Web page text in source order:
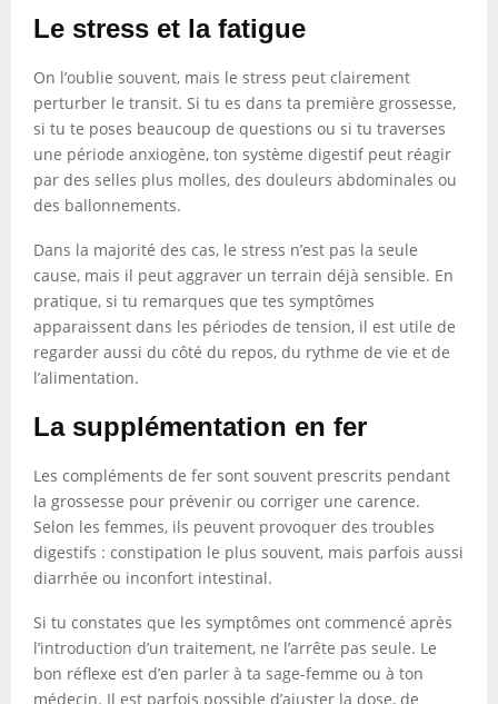
Le stress et la fatigue
On l’oublie souvent, mais le stress peut clairement
perturber le transit. Si tu es dans ta première grossesse,
si tu te poses beaucoup de questions ou si tu traverses
une période anxiogène, ton système digestif peut réagir
par des selles plus molles, des douleurs abdominales ou
des ballonnements.
Dans la majorité des cas, le stress n’est pas la seule
cause, mais il peut aggraver un terrain déjà sensible. En
pratique, si tu remarques que tes symptômes
apparaissent dans les périodes de tension, il est utile de
regarder aussi du côté du repos, du rythme de vie et de
l’alimentation.
La supplémentation en fer
Les compléments de fer sont souvent prescrits pendant
la grossesse pour prévenir ou corriger une carence.
Selon les femmes, ils peuvent provoquer des troubles
digestifs : constipation le plus souvent, mais parfois aussi
diarrhée ou inconfort intestinal.
Si tu constates que les symptômes ont commencé après
l’introduction d’un traitement, ne l’arrête pas seule. Le
bon réflexe est d’en parler à ta sage-femme ou à ton
médecin. Il est parfois possible d’ajuster la dose, de